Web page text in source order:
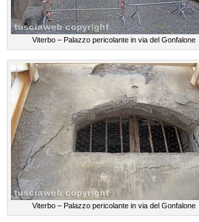
Viterbo – Palazzo pericolante in via del Gonfalone
Viterbo – Palazzo pericolante in via del Gonfalone